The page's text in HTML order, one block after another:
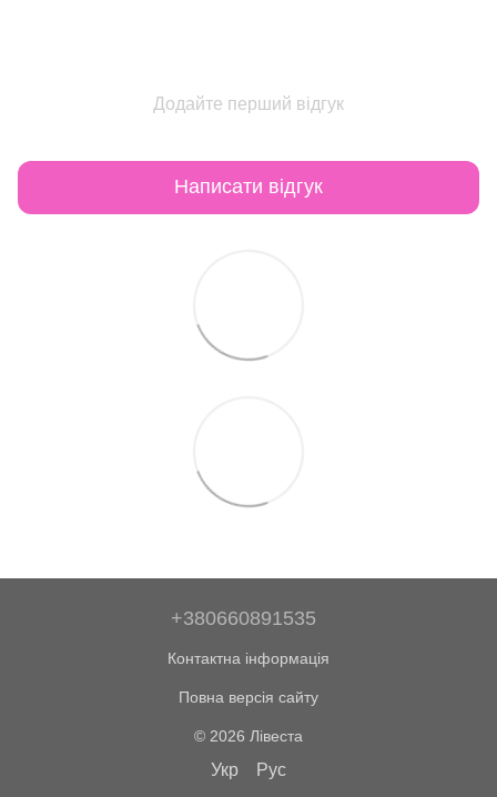
Додайте перший відгук
Написати відгук
+380660891535
Контактна інформація
Повна версія сайту
© 2026 Лівеста
Укр Рус